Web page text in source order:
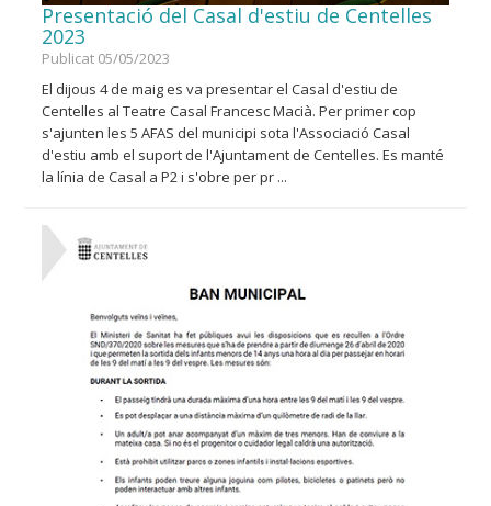
Presentació del Casal d'estiu de Centelles
2023
Publicat 05/05/2023
El dijous 4 de maig es va presentar el Casal d'estiu de
Centelles al Teatre Casal Francesc Macià. Per primer cop
s'ajunten les 5 AFAS del municipi sota l'Associació Casal
d'estiu amb el suport de l'Ajuntament de Centelles. Es manté
la línia de Casal a P2 i s'obre per pr ...